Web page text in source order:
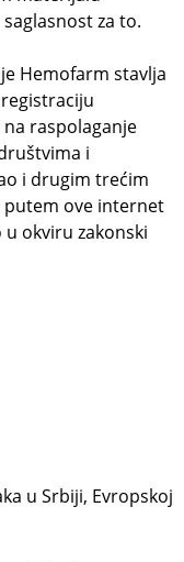
za to.
Hemofarm stavlja
raspolaganje
i
i drugim trećim
ove internet
okviru zakonski
u Srbiji, Evropskoj